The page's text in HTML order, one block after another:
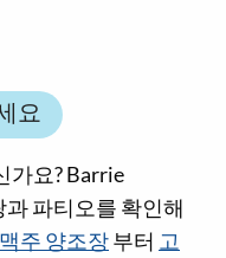
요
가요? Barrie
파티오를 확인해
주 양조장부터 고